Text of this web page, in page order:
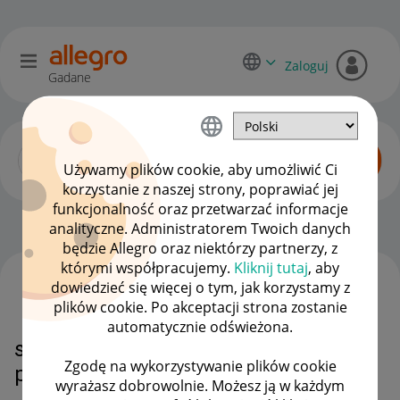
Używamy plików cookie, aby umożliwić Ci
korzystanie z naszej strony, poprawiać jej
funkcjonalność oraz przetwarzać informacje
analityczne. Administratorem Twoich danych
będzie Allegro oraz niektórzy partnerzy, z
którymi współpracujemy. Kliknij tutaj, aby
dowiedzieć się więcej o tym, jak korzystamy z
plików cookie. Po akceptacji strona zostanie
automatycznie odświeżona.
Zgodę na wykorzystywanie plików cookie
wyrażasz dobrowolnie. Możesz ją w każdym
Gadane
Zaloguj
Początkujący sprzedawcy OPCJE
sms od allegro o zakupie mojego
przedmiotu
WSZYSTKIE TEMATY